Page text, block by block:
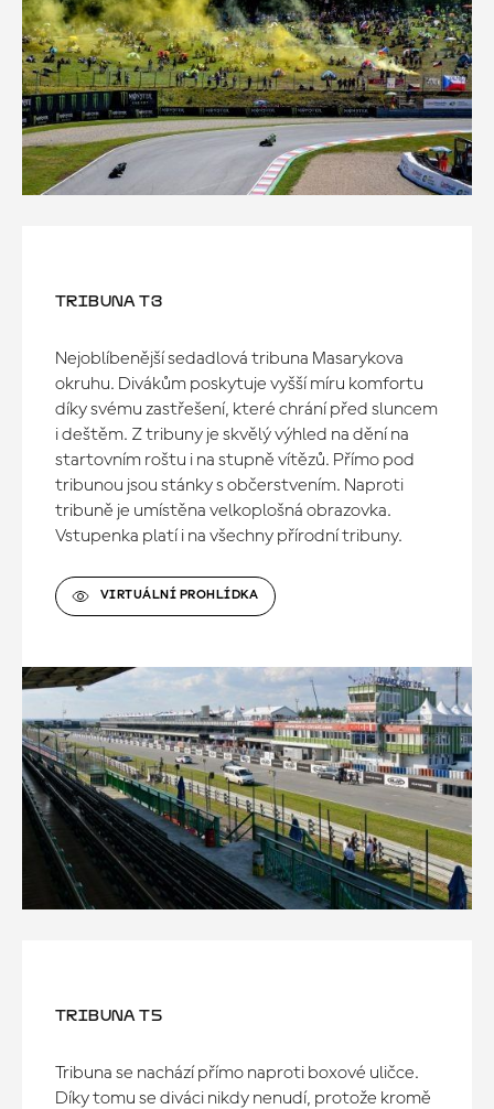
TRIBUNA T3
Nejoblíbenější sedadlová tribuna Masarykova
okruhu. Divákům poskytuje vyšší míru komfortu
díky svému zastřešení, které chrání před sluncem
i deštěm. Z tribuny je skvělý výhled na dění na
startovním roštu i na stupně vítězů. Přímo pod
tribunou jsou stánky s občerstvením. Naproti
tribuně je umístěna velkoplošná obrazovka.
Vstupenka platí i na všechny přírodní tribuny.
VIRTUÁLNÍ PROHLÍDKA
TRIBUNA T5
Tribuna se nachází přímo naproti boxové uličce.
Díky tomu se diváci nikdy nenudí, protože kromě